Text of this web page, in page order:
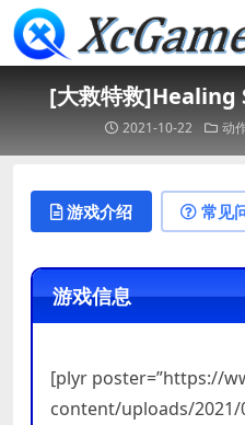
[大救特救]Healing
2021-10-22 动
游戏介绍 常见
游戏信息
[plyr poster=”https://
content/uploads/2021/